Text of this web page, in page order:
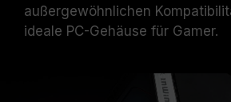
außergewöhnlichen
ideale PC-Gehäuse für Gamer.